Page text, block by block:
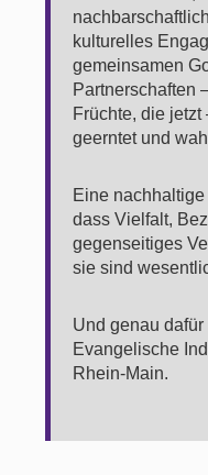
kulturelles
gemeinsamen
Partnerschaften
Früchte, die jetzt
geerntet und
Eine
dass Vielfalt,
gegenseitiges
sie sind
Und genau
Evangelische
Rhein-Main.